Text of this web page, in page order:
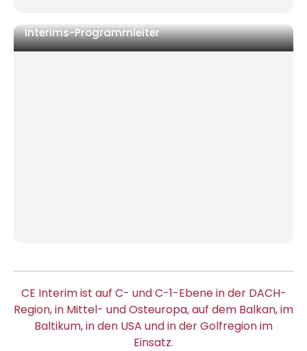
Interims-Programmleiter
CE Interim ist auf C- und C-1-Ebene in der DACH-
Region, in Mittel- und Osteuropa, auf dem Balkan, im
Baltikum, in den USA und in der Golfregion im
Einsatz.